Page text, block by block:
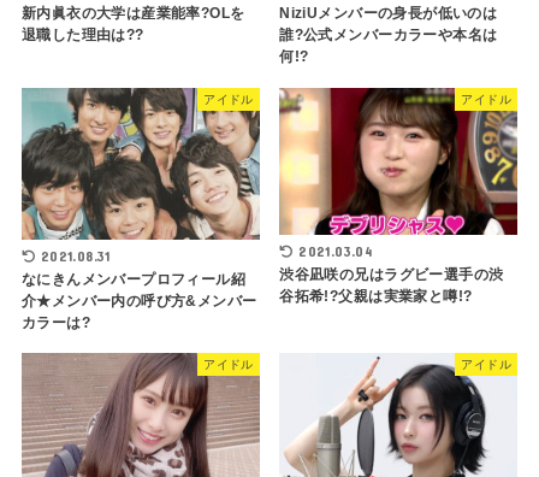
新内眞衣の大学は産業能率?OLを
退職した理由は??
NiziUメンバーの身長が低いのは
誰?公式メンバーカラーや本名は
何!?
アイドル
2021.08.31
なにきんメンバープロフィール紹
介★メンバー内の呼び方&メンバー
カラーは?
アイドル
2021.03.04
渋谷凪咲の兄はラグビー選手の渋
谷拓希!?父親は実業家と噂!?
アイドル アイドル